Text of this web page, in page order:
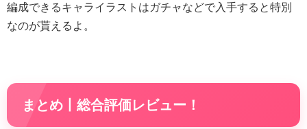
編成できるキャライラストはガチャなどで入手すると特別
なのが貰えるよ。
まとめ丨総合評価レビュー！